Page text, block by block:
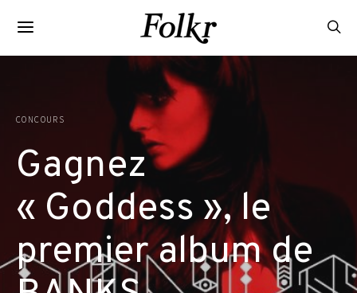
CONCOURS
Gagnez
« Goddess », le
premier album de